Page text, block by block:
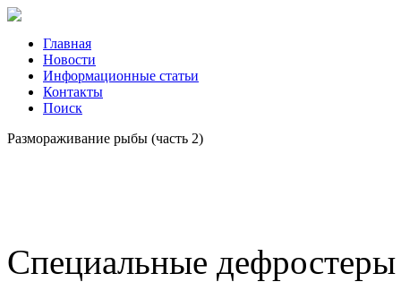
Главная
Новости
Информационные статьи
Контакты
Поиск
Размораживание рыбы (часть 2)
Специальные